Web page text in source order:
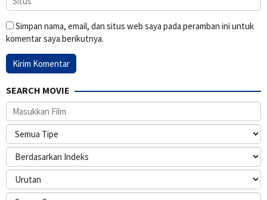
Simpan nama, email, dan situs web saya pada peramban ini untuk
komentar saya berikutnya.
SEARCH MOVIE